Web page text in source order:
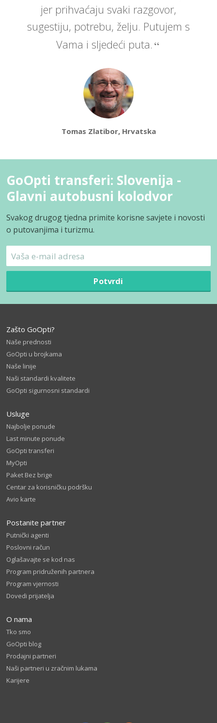
jer prihvaćaju svaki razgovor,
sugestiju, potrebu, želju. Putujem s
Vama i sljedeći puta.
Tomas Zlatibor, Hrvatska
GoOpti transferi: Slovenija -
Glavni autobusni kolodvor
Svakog drugog tjedna primite korisne savjete i novosti
o putovanjima i turizmu.
Potvrdi
Zašto GoOpti?
Naše prednosti
GoOpti u brojkama
Naše linije
Naši standardi kvalitete
GoOpti sigurnosni standardi
Usluge
Najbolje ponude
Last minute ponude
GoOpti transferi
MyOpti
Paket Bez brige
Centar za korisničku podršku
Avio karte
Postanite partner
Putnički agenti
Poslovni račun
Oglašavajte se kod nas
Program pridruženih partnera
Program vjernosti
Dovedi prijatelja
O nama
Tko smo
GoOpti blog
Prodajni partneri
Naši partneri u zračnim lukama
Karijere